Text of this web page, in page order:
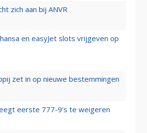
zich aan bij ANVR
en easyJet slots vrijgeven op
zet in op nieuwe bestemmingen
eerste 777-9’s te weigeren